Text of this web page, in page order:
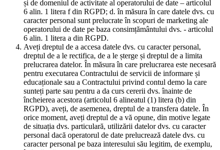
și de domeniul de activitate al operatorului de date – articolul
6 alin. 1 litera f din RGPD; d. în măsura în care datele dvs. cu
caracter personal sunt prelucrate în scopuri de marketing ale
operatorului de date pe baza consimțământului dvs. - articolul
6 alin. 1 litera a din RGPD.
Aveți dreptul de a accesa datele dvs. cu caracter personal,
dreptul de a le rectifica, de a le șterge și dreptul de a limita
prelucrarea datelor. În măsura în care prelucrarea este necesară
pentru executarea Contractului de servicii de informare și
educaționale sau a Contractului privind contul demo la care
sunteți parte sau pentru a da curs cererii dvs. înainte de
încheierea acestora (articolul 6 alineatul (1) litera (b) din
RGPD), aveți, de asemenea, dreptul de a transfera datele. În
orice moment, aveți dreptul de a vă opune, din motive legate
de situația dvs. particulară, utilizării datelor dvs. cu caracter
personal dacă operatorul de date prelucrează datele dvs. cu
caracter personal pe baza interesului său legitim, de exemplu,